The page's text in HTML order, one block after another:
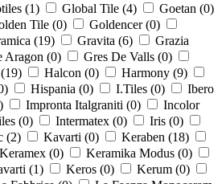
(1) Global Tile (4) Goetan (0)
Tile (0) Goldencer (0)
(19) Gravita (6)
Grazia
Aragon (0) Gres De Valls (0)
19) Halcon (0) Harmony (9)
) Hispania (0) I.Tiles (0)
Ibero
) Impronta Italgraniti (0)
Incolor
(0) Intermatex (0) Iris (0)
(2) Kavarti (0) Keraben (18)
Keramex (0) Keramika Modus (0)
(1) Keros (0) Kerum (0)